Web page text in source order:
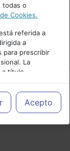
Cancelar
todas o
Cookies.
referida a
a
para prescribir
La
a título
de los
y decidir, en
a lasAcepto